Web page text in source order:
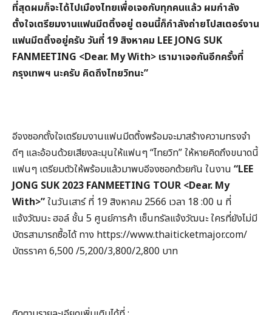
ที่สุดผมก็จะได้ไปเมืองไทยเพื่อเจอกับทุกคนแล้ว ผมกำลัง
ตั้งใจเตรียมงานแฟนมีตติ้งอยู่ ตอนนี้ก็กำลังถ่ายโปสเตอร์งาน
แฟนมีตติ้งอยู่ครับ วันที่ 19 สิงหาคม LEE JONG SUK
FANMEETING <Dear. My With> เรามาเจอกันอีกครั้งที่
กรุงเทพฯ นะครับ คิดถึงไทยวิทนะ”
อีจงซอกตั้งใจเตรียมงานแฟนมีตติ้งพร้อมจะมาสร้างความทรงจำ
ดีๆ และอ้อนด้วยเสียงละมุนให้แฟนๆ “ไทยวิท” ให้หายคิดถึงขนาดนี้
แฟนๆ เตรียมตัวให้พร้อมแล้วมาพบอีจงซอกด้วยกัน ในงาน “LEE
JONG SUK 2023 FANMEETING TOUR <Dear. My
With>”ในวันเสาร์ ที่ 19 สิงหาคม 2566 เวลา 18 :00 น ที่
แจ้งวัฒนะ ฮอล์ ชั้น 5 ศูนย์การค้า เซ็นทรัลแจ้งวัฒนะ ใครที่ยังไม่มี
บัตรสามารถซื้อได้ ทาง https://www.thaiticketmajor.com/
บัตรราคา 6,500 /5,200/3,800/2,800 บาท